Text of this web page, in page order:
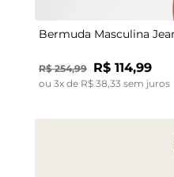
Bermuda Masculina
R$ 254,99 R$ 114,99
ou 3x de R$ 38 33 sem juros